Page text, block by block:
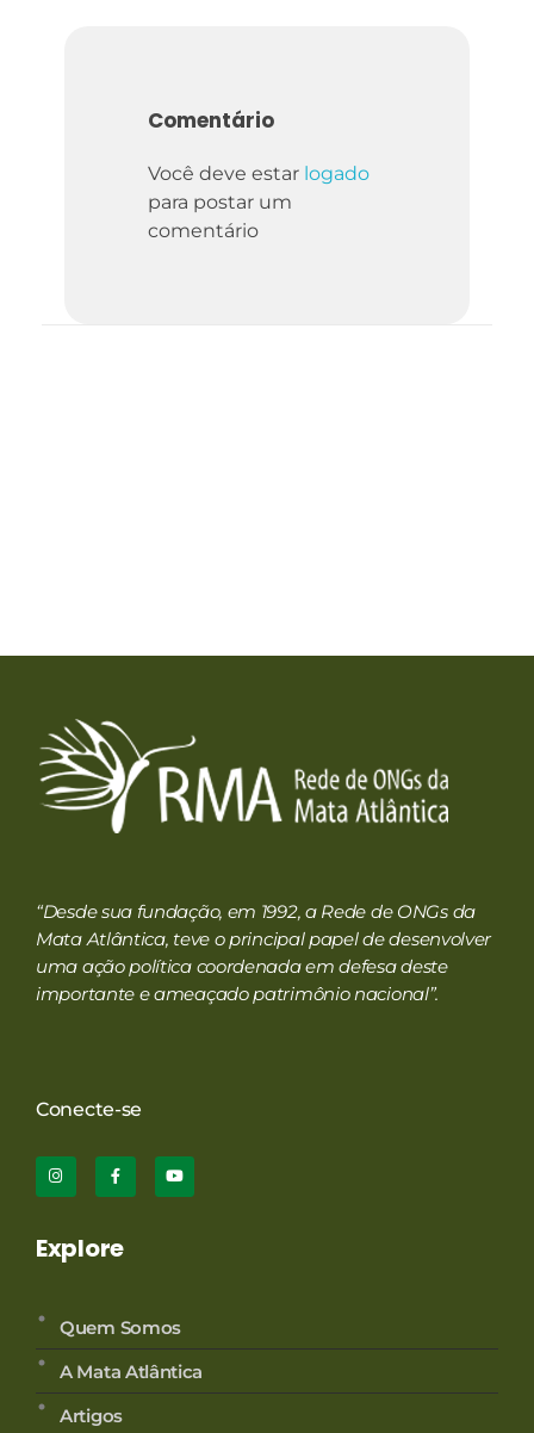
Comentário
Você deve estar logado
para postar um
comentário
“Desde sua fundação, em 1992, a Rede de ONGs da
Mata Atlântica, teve o principal papel de desenvolver
uma ação política coordenada em defesa deste
importante e ameaçado patrimônio nacional”.
Conecte-se
Explore
Quem Somos
A Mata Atlântica
Artigos